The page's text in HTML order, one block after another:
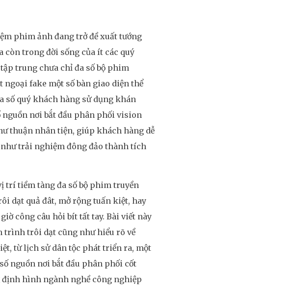
phim ảnh đang trở đề xuất tướng
còn trong đời sống của ít các quý
trung chưa chỉ đa số bộ phim
fake một số bàn giao diện thể
số quý khách hàng sử dụng khán
nguồn nơi bắt đầu phân phối vision
thuận nhân tiện, giúp khách hàng dễ
trải nghiệm đông đảo thành tích
trí tiềm tàng đa số bộ phim truyền
dạt quả đât, mở rộng tuấn kiệt, hay
công câu hỏi bít tất tay. Bài viết này
trình trôi dạt cũng như hiểu rõ về
từ lịch sử dân tộc phát triển ra, một
nguồn nơi bắt đầu phân phối cốt
hình ngành nghề công nghiệp